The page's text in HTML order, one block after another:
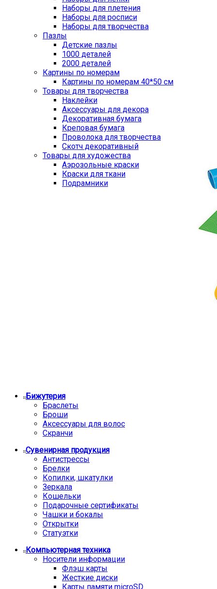
Наборы для плетения
Наборы для росписи
Наборы для творчества
Пазлы
Детские пазлы
1000 деталей
2000 деталей
Картины по номерам
Картины по номерам 40*50 см
Товары для творчества
Наклейки
Аксессуары для декора
Декоративная бумага
Креповая бумага
Проволока для творчества
Скотч декоративный
Товары для художества
Аэрозольные краски
Краски для ткани
Подрамники
Бижутерия
Браслеты
Броши
Аксессуары для волос
Скранчи
Сувенирная продукция
Антистрессы
Брелки
Копилки, шкатулки
Зеркала
Кошельки
Подарочные сертификаты
Чашки и бокалы
Открытки
Статуэтки
Компьютерная техника
Носители информации
Флэш карты
Жесткие диски
Карты памяти microSD